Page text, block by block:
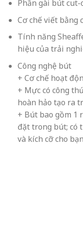
Phần gài bút
Cơ chế viết bằng
Tính năng
hiệu của trải
Công nghệ bút
+ Cơ chế hoạt
+ Mực có công
hoàn hảo tạo ra
+ Bút bao gồm 1
đặt trong bút; có
và kích cỡ cho